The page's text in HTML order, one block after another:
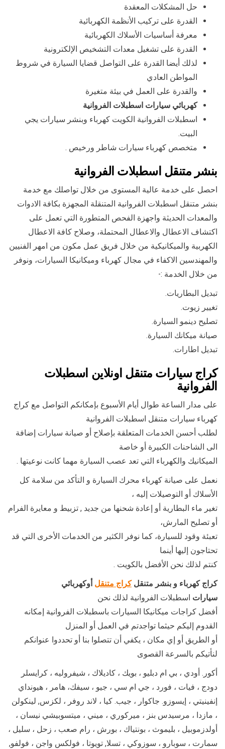
حل المشكلات المعقدة
القدرة على تركيب الأنظمة الكهربائية
معرفة أساسيات الأسلاك الكهربائية
القدرة على تشغيل معدات التشخيص الإلكترونية
لذلك أيضا القدرة على التواصل قضايا السيارة في شروط
المواطن العادي
والقدرة على العمل في بيئة متغيرة
كهربائي سيارات اسطبلات الفروانية
اسطبلات الفروانية الكويت كهرباء وبنشر سيارات يجي
البيت.
متخصص كهرباء سيارات شاطر ورخيص .
بنشر متنقل اسطبلات الفروانية
احصل على خدمة عالية المستوى من خلال تواصلك مع خدمة
بنشر متنقل اسطبلات الفروانية المتنقلة المجهزة بكافة الادوات
والمعدات الحديثة واجهزة الفحص المتطورة التي تعمل على
اكتشاف الاعطال والاعطال المحتملة، وصلاح كافة الاعطال
الكهربية والميكانيكية من خلال فريق عمل مكون من امهر الفنيين
والمهندسين الاكفاء في مجال كهرباء وميكانيكا السيارات، ونوفر
من خلال الخدمة :-
تبديل البطاريات.
تغيير زيوت.
تصليح دينمو السيارة.
صيانة ميكانك السيارة.
تبديل اطارات.
كراج سيارات متنقل اونلاين اسطبلات
الفروانية
على مدار الساعة طوال أيام الأسبوع بإمكانكم التواصل مع كراج
كهرباء سيارات متنقل اسطبلات الفروانية
لطلب أحسن الخدمات المتعلقة بإصلاح أو صيانة سيارات إضافة
الى الشاحنات الكبيرة أو خاصة
الميكانيك والكهرباء التي تعد عصب السيارة مهما كانت نوعيتها .
نعمل على صيانة كهرباء محرك السيارة و التأكد من سلامة كل
الأسلاك أو التوصيلات إليه ،
تغير ماء البطارية أو إعادة شحنها من جديد , تزبيط و معايرة الفرام
أو تصليح المارش،
تعبئة وقود للسيارة، كما نوفر الكثير من الخدمات الأخرى التي قد
تحتاجون إليها أينما
كنتم لذلك نحن الأفضل بالكويت .
كراج كهرباء و بنشر متنقلكراج متنقل أوكهربائي
سيارات اسطبلات الفروانية لذلك نحن
أفضل كراجات ميكانيكا السيارات باسطبلات الفروانية إمكانه
القدوم إليكم حيثما تواجدتم في العمل أو المنزل
أو الطريق أو إي مكان ، يكفي أن تتصلوا بنا أو تحددوا عنوانكم
لنأتيكم بالسرعة القصوى
أكور. أودي ، بي ام دبليو ، بويك ، كاديلاك ، شيفروليه ، كرايسلر
دودج ، فيات ، فورد ، جي ام سي ، جيو ، سيفك، هامر ، هيونداي
إنفينيتي ، إيسوزو. جاكوار ، جيب. كيا ، لاند روفر ، لكزس, لينكولن
، مازدا ، مرسيدس بنز ، ميركوري ، ميني ، ميتسوبيشي نيسان ،
أولدزموبيل ، بليموث ، بونتياك ، بورش ، رام صعب ، زحل ، سليل ،
سمارت ، سوبارو ، سوزوكي ، تسلا, تويوتا ، فولكس واجن ، فولفو,